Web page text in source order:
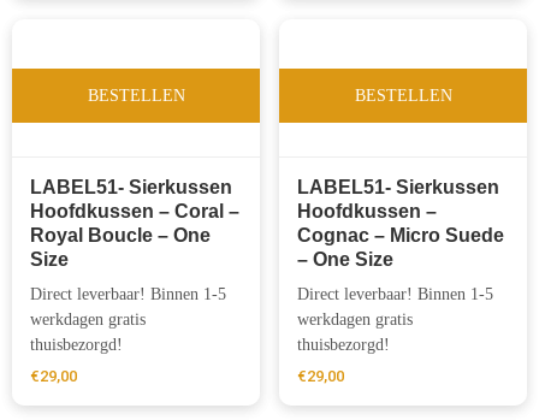
BESTELLEN
LABEL51- Sierkussen
Hoofdkussen – Coral –
Royal Boucle – One
Size
Direct leverbaar! Binnen 1-5
werkdagen gratis
thuisbezorgd!
€29,00
BESTELLEN
LABEL51- Sierkussen
Hoofdkussen –
Cognac – Micro Suede
– One Size
Direct leverbaar! Binnen 1-5
werkdagen gratis
thuisbezorgd!
€29,00